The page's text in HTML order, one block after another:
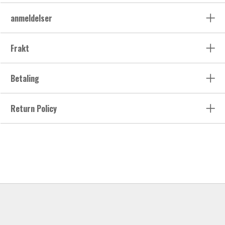
anmeldelser
Frakt
Betaling
Return Policy